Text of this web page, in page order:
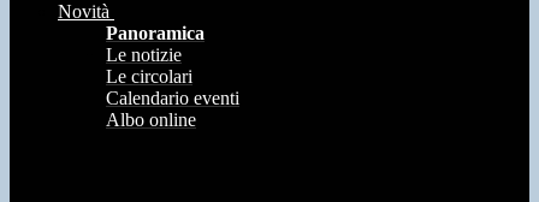
Novità
Panoramica
Le notizie
Le circolari
Calendario eventi
Albo online